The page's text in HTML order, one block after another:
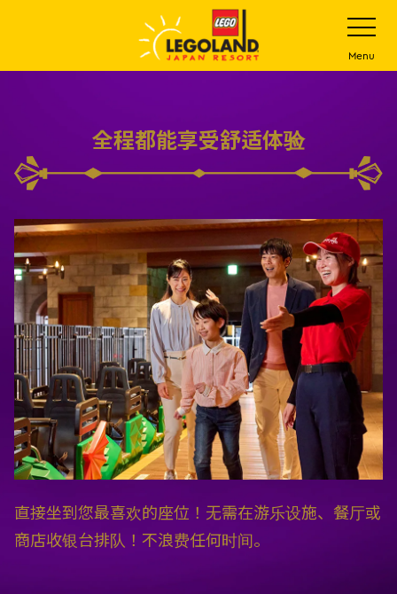
主
打
开
网
站
菜
单
Menu
全程都能享受舒适体验
直接坐到您最喜欢的座位！无需在游乐设施、餐厅或
商店收银台排队！不浪费任何时间。